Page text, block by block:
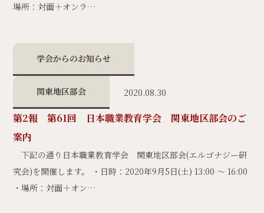
場所：対面＋オンラ…
学会からのお知らせ
関東地区部会 2020.08.30
第2報 第61回 日本職業教育学会 関東地区部会のご
案内
下記の通り日本職業教育学会 関東地区部会(エルゴナジー研
究会)を開催します。 ・日時：2020年9月5日(土) 13:00 ～ 16:00
・場所：対面＋オン…